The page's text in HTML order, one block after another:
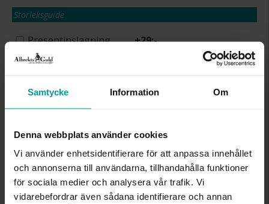
Samtycke Information Om
Denna webbplats använder cookies
Vi använder enhetsidentifierare för att anpassa innehållet
och annonserna till användarna, tillhandahålla funktioner
för sociala medier och analysera vår trafik. Vi
vidarebefordrar även sådana identifierare och annan
Storleksguide
Presentinslagning +29:-
Lagervara. Leveranstid 2-5 arbetsdagar.
✅ Alltid grymma deals.
INFO
BREDD CA (CM)
18,5